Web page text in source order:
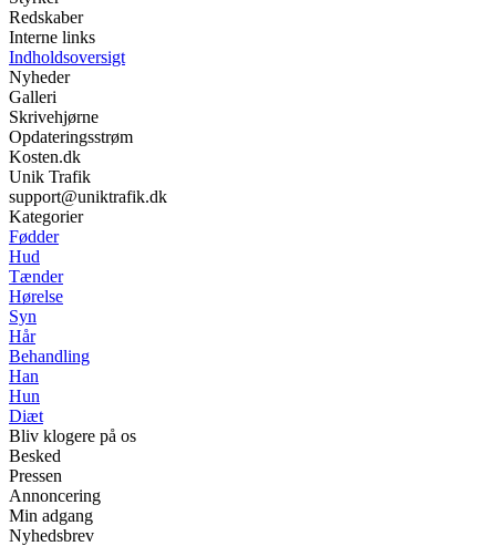
Redskaber
Interne links
Indholdsoversigt
Nyheder
Galleri
Skrivehjørne
Opdateringsstrøm
Kosten.dk
Unik Trafik
support@uniktrafik.dk
Kategorier
Fødder
Hud
Tænder
Hørelse
Syn
Hår
Behandling
Han
Hun
Diæt
Bliv klogere på os
Besked
Pressen
Annoncering
Min adgang
Nyhedsbrev